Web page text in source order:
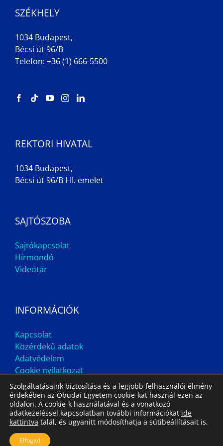
SZÉKHELY
1034 Budapest,
Bécsi út 96/B
Telefon: +36 (1) 666-5500
REKTORI HIVATAL
1034 Budapest,
Bécsi út 96/B I-II. emelet
SAJTÓSZOBA
Sajtókapcsolat
Hírmondó
Videótár
INFORMÁCIÓK
Kapcsolat
Közérdekű adatok
Adatvédelem
Cookie nyilatkozat
Impresszum
Szolgáltatásaink biztosítása és a legjobb felhasználói élmény
érdekében az Óbudai Egyetem cookie-kat használ ezen az
oldalon. A cookie-k használatával és a vonatkozó
adatkezeléssel kapcsolatban további információkat ide
kattintva talál, és ugyanitt módosíthatja a sütibeállításait is.
Elfogad